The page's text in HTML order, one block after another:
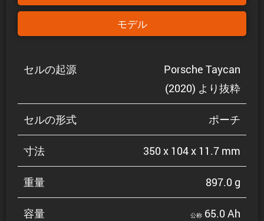
モデル
セルの起源
Porsche Taycan
(2020) より抜粋
セルの形式 ポーチ
寸法 350 x 104 x 11.7 mm
重量 897.0 g
容量 公称 65.0 Ah